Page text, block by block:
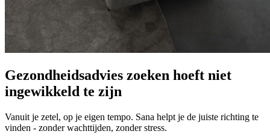
Gezondheidsadvies zoeken hoeft niet
ingewikkeld te zijn
Vanuit je zetel, op je eigen tempo. Sana helpt je de juiste richting te
vinden - zonder wachttijden, zonder stress.